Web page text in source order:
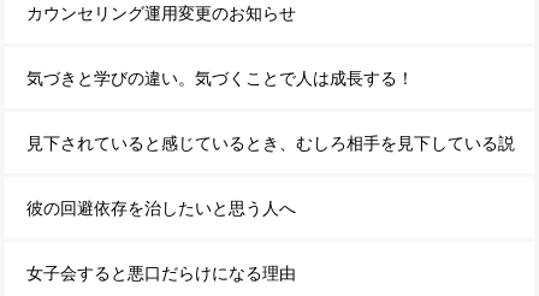
カウンセリング運用変更のお知らせ
気づきと学びの違い。気づくことで人は成長する！
見下されていると感じているとき、むしろ相手を見下している説
彼の回避依存を治したいと思う人へ
女子会すると悪口だらけになる理由